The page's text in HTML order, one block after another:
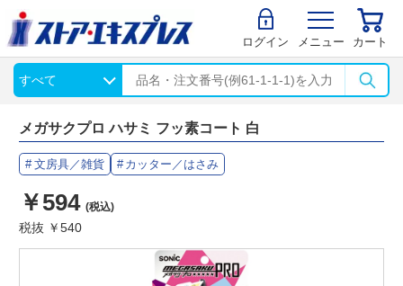
ログイン メニュー カート
メガサクプロ ハサミ フッ素コート 白
文房具／雑貨 カッター／はさみ
￥594 (税込)
税抜 ￥540